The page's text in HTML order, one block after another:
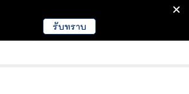
EDUCATION NEWS
รับทราบ